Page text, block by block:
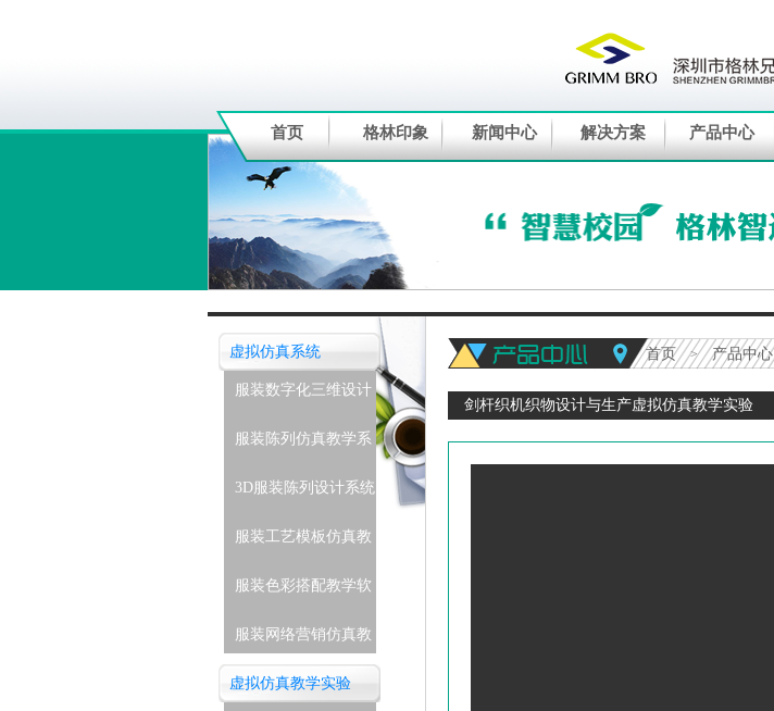
首页 格林印象 新闻中心 解决方案 产品中心
虚拟仿真系统
服装数字化三维设计
软件
服装陈列仿真教学系
3D服装陈列设计系统
服装工艺模板仿真教
学系统
服装色彩搭配教学软
服装网络营销仿真教
学系统
虚拟仿真教学实验
首页 > 产品中心
剑杆织机织物设计与生产虚拟仿真教学实验